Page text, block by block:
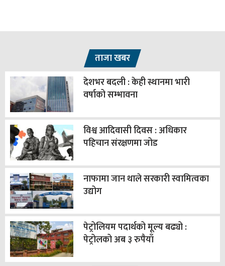
ताजा खबर
देशभर बदली : केही स्थानमा भारी
वर्षाको सम्भावना
विश्व आदिवासी दिवस : अधिकार
पहिचान संरक्षणमा जोड
नाफामा जान थाले सरकारी स्वामित्वका
उद्योग
पेट्रोलियम पदार्थको मूल्य बढ्यो :
पेट्रोलको अब ३ रुपैयाँ